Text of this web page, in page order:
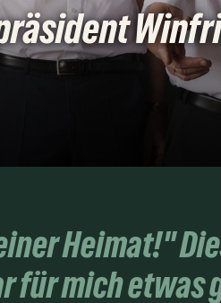
Heimat!"
für mich etwas